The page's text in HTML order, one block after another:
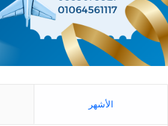
الأشهر